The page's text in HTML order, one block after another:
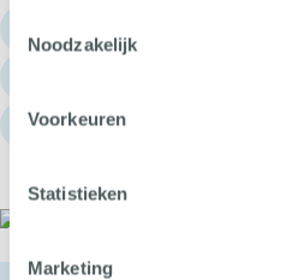
Noodzakelijk
Voorkeuren
Statistieken
Marketing
Churchilllaan 11, 3527 GV Utrecht